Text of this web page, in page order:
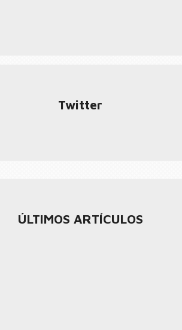
Twitter
ÚLTIMOS ARTÍCULOS